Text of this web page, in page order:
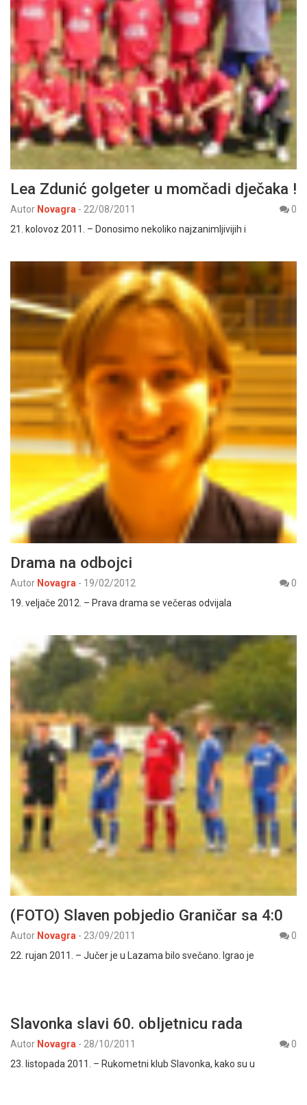
Lea Zdunić golgeter u momčadi dječaka !
Autor Novagra - 22/08/2011
0
21. kolovoz 2011. – Donosimo nekoliko najzanimljivijih i
Drama na odbojci
Autor Novagra - 19/02/2012
0
19. veljače 2012. – Prava drama se večeras odvijala
(FOTO) Slaven pobjedio Graničar sa 4:0
Autor Novagra - 23/09/2011
0
22. rujan 2011. – Jučer je u Lazama bilo svečano. Igrao je
Slavonka slavi 60. obljetnicu rada
Autor Novagra - 28/10/2011
0
23. listopada 2011. – Rukometni klub Slavonka, kako su u